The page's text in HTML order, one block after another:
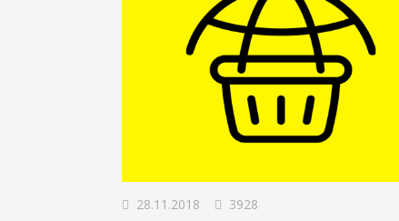
28.11.2018 3928